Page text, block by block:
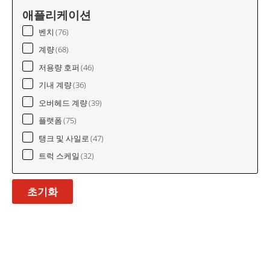
애플리케이션
벤치 (76)
계량(68)
저용량 호퍼 (46)
기내 계량(36)
오버헤드 계량(39)
플랫폼(75)
탱크 및 사일로(47)
트럭 스케일 (32)
초기화